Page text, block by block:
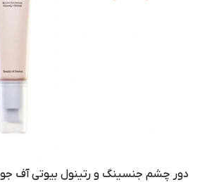
دور چشم جنسینگ و رتینول بیوتی آف